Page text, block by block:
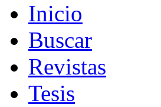
Inicio
Buscar
Revistas
Tesis